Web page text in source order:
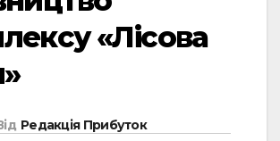
«Лісова
Редакція Прибуток